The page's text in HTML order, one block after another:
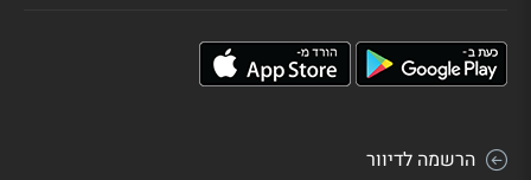
הרשמה לדיוור